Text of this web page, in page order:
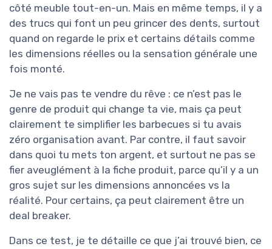
côté meuble tout-en-un. Mais en même temps, il y a
des trucs qui font un peu grincer des dents, surtout
quand on regarde le prix et certains détails comme
les dimensions réelles ou la sensation générale une
fois monté.
Je ne vais pas te vendre du rêve : ce n’est pas le
genre de produit qui change ta vie, mais ça peut
clairement te simplifier les barbecues si tu avais
zéro organisation avant. Par contre, il faut savoir
dans quoi tu mets ton argent, et surtout ne pas se
fier aveuglément à la fiche produit, parce qu’il y a un
gros sujet sur les dimensions annoncées vs la
réalité. Pour certains, ça peut clairement être un
deal breaker.
Dans ce test, je te détaille ce que j’ai trouvé bien, ce